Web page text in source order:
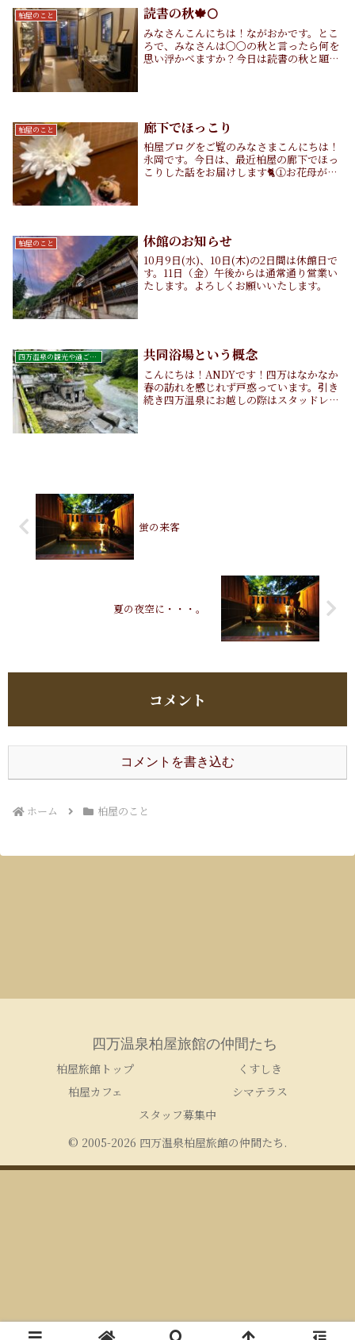
やを応...
柏屋のこと 読書の秋🍁🌕
みなさんこんにちは！ながおかです。とこ
ろで、みなさんは〇〇の秋と言ったら何を
思い浮かべますか？今日は読書の秋と題し
柏屋のこと 廊下でほっこり
柏屋ブログをご覧のみなさまこんにちは！
永岡です。今日は、最近柏屋の廊下でほっ
こりした話をお届けします🐈①お花母が遊
柏屋のこと 休館のお知らせ
10月9日(水)、10日(木)の2日間は休館日で
す。11日（金）午後からは通常通り営業い
たします。よろしくお願いいたします。
四万温泉の観光や過ごし方 共同浴場という概念
こんにちは！ANDYです！四万はなかなか
春の訪れを感じれず戸惑っています。引き
続き四万温泉にお越しの際はスタッドレス
蛍の来客
夏の夜空に・・・。
コメント
コメントを書き込む
ホーム 柏屋のこと
四万温泉柏屋旅館の仲間たち
柏屋旅館トップ
くすしき
柏屋カフェ
シマテラス
スタッフ募集中
© 2005-2026 四万温泉柏屋旅館の仲間たち.